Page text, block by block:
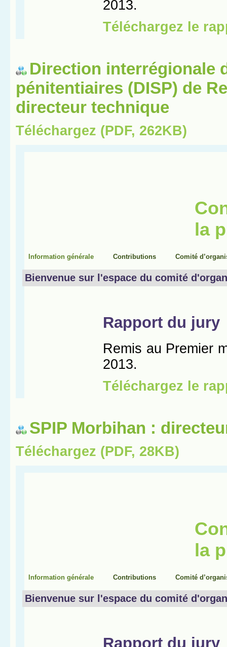
Direction interrégionale
pénitentiaires (DISP) de
directeur technique
Téléchargez (PDF, 262KB)
SPIP Morbihan :
Téléchargez (PDF, 28KB)